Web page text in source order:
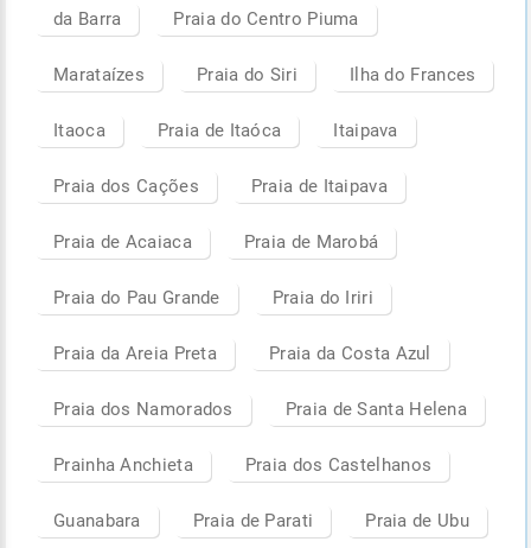
da Barra Praia do Centro Piuma
Marataízes Praia do Siri Ilha do Frances
Itaoca Praia de Itaóca Itaipava
Praia dos Cações Praia de Itaipava
Praia de Acaiaca Praia de Marobá
Praia do Pau Grande Praia do Iriri
Praia da Areia Preta Praia da Costa Azul
Praia dos Namorados Praia de Santa Helena
Prainha Anchieta Praia dos Castelhanos
Guanabara Praia de Parati Praia de Ubu